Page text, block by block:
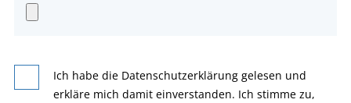
Ich habe die Datenschutzerklärung gelesen und
erkläre mich damit einverstanden. Ich stimme zu,